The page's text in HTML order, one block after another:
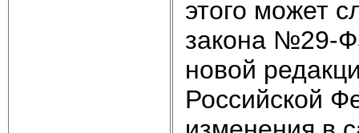
этого может
закона №29-
новой
Российской